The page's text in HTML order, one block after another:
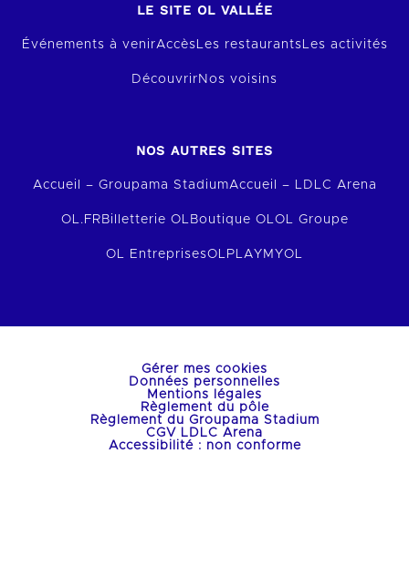
LE SITE OL VALLÉE
Événements à venirAccès Les restaurants Les activités
Découvrir Nos voisins
NOS AUTRES SITES
Accueil – Groupama StadiumAccueil – LDLC Arena
OL.FR Billetterie OL Boutique OL OL Groupe
OL EntreprisesOLPLAY MYOL
Gérer mes cookies
Données personnelles
Mentions légales
Règlement du pôle
Règlement du Groupama Stadium
CGV LDLC Arena
Accessibilité : non conforme